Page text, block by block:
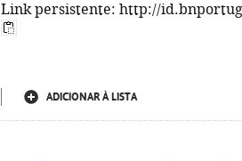
Link persistente: http://
ADICIONAR À LISTA